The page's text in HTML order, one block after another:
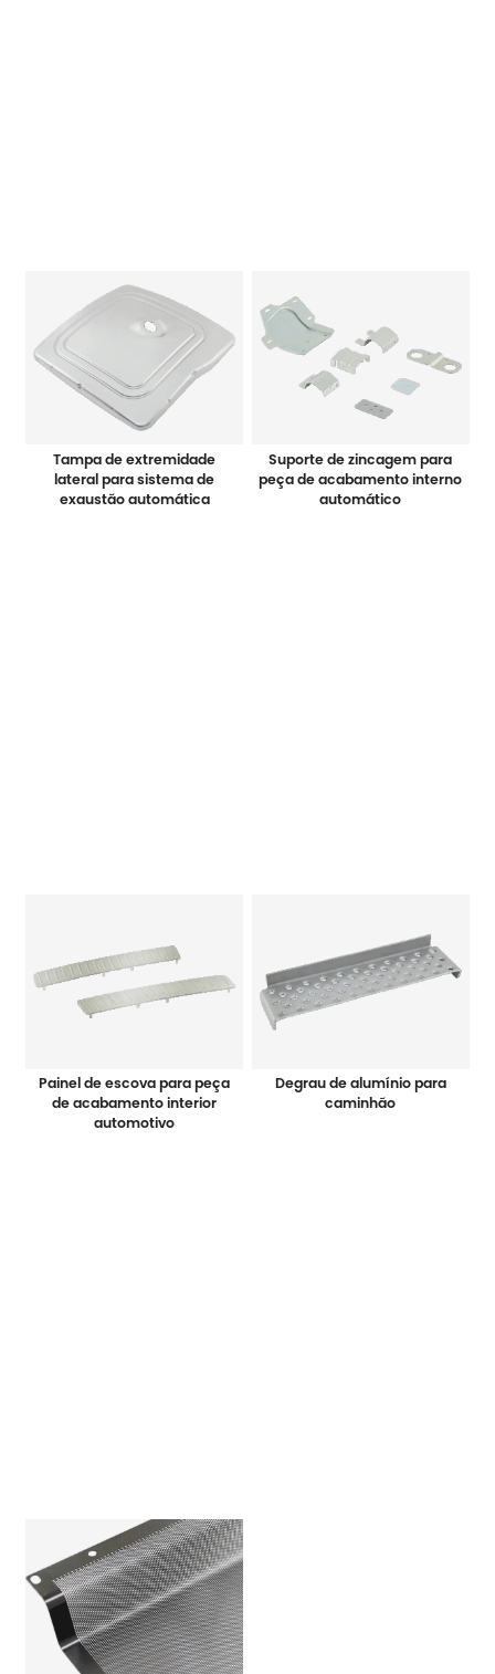
Tampa de extremidade
lateral para sistema de
exaustão automática
Suporte de zincagem para
peça de acabamento interno
automático
Painel de escova para peça
de acabamento interior
automotivo
Degrau de alumínio para
caminhão